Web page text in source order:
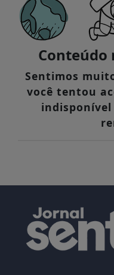
Conteúdo
Sentimos
você tentou